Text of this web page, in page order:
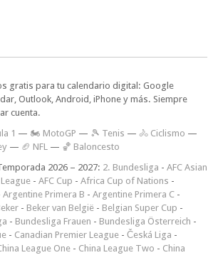
gratis para tu calendario digital: Google
Outlook, Android, iPhone y más. Siempre
cuenta.
1 — 🏍 MotoGP — 🎾 Tenis — 🚴 Ciclismo —
— 🏈 NFL — 🏀 Baloncesto
2026 – 2027: 2. Bundesliga - AFC Asian
- AFC Cup - Africa Cup of Nations -
Argentine Primera B - Argentine Primera C -
- Beker van België - Belgian Super Cup -
- Bundesliga Frauen - Bundesliga Österreich -
- Canadian Premier League - Česká Liga -
League One - China League Two - China